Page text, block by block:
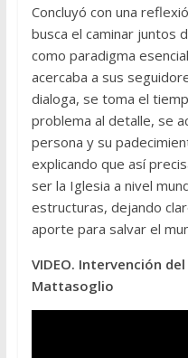
Concluyó con una
busca el caminar juntos
como paradigma
acercaba a sus
dialoga, se toma el
problema al detalle, se
persona y su
explicando que así
ser la Iglesia a nivel
estructuras, dejando
aporte para salvar el
VIDEO. Intervención
Mattasoglio